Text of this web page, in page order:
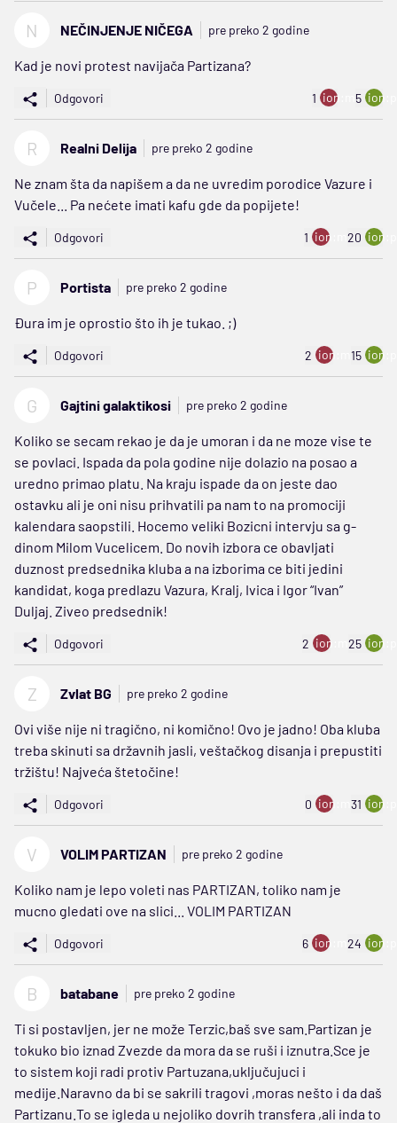
N NEČINJENJE NIČEGA pre preko 2 godine
Kad je novi protest navijača Partizana?
Odgovori 1 ion:minus
5
R Realni Delija pre preko 2 godine
Ne znam šta da napišem a da ne uvredim porodice Vazure i
Vučele... Pa nećete imati kafu gde da popijete!
Odgovori 1 ion:minus
20
P Portista pre preko 2 godine
Đura im je oprostio što ih je tukao. ;)
Odgovori 2 ion:minus
15
G Gajtini galaktikosi pre preko 2 godine
Koliko se secam rekao je da je umoran i da ne moze vise te
se povlaci. Ispada da pola godine nije dolazio na posao a
uredno primao platu. Na kraju ispade da on jeste dao
ostavku ali je oni nisu prihvatili pa nam to na promociji
kalendara saopstili. Hocemo veliki Bozicni intervju sa g-
dinom Milom Vucelicem. Do novih izbora ce obavljati
duznost predsednika kluba a na izborima ce biti jedini
kandidat, koga predlazu Vazura, Kralj, Ivica i Igor “Ivan”
Duljaj. Ziveo predsednik!
Odgovori 2 ion:minus
25
Z Zvlat BG pre preko 2 godine
Ovi više nije ni tragično, ni komično! Ovo je jadno! Oba kluba
treba skinuti sa državnih jasli, veštačkog disanja i prepustiti
tržištu! Najveća štetočine!
Odgovori 0 ion:minus
31
V VOLIM PARTIZAN pre preko 2 godine
Koliko nam je lepo voleti nas PARTIZAN, toliko nam je
mucno gledati ove na slici... VOLIM PARTIZAN
Odgovori 6 ion:minus
24
B batabane pre preko 2 godine
Ti si postavljen, jer ne može Terzic,baš sve sam.Partizan je
tokuko bio iznad Zvezde da mora da se ruši i iznutra.Sce je
to sistem koji radi protiv Partuzana,uključujuci i
medije.Naravno da bi se sakrili tragovi ,moras nešto i da daš
Partizanu.To se igleda u nejoliko dovrih transfera ,ali inda to